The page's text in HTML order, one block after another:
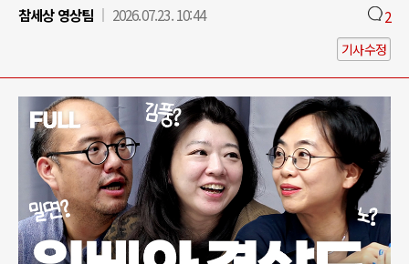
참세상 영상팀
2026.07.23. 10:44 2
기사수정